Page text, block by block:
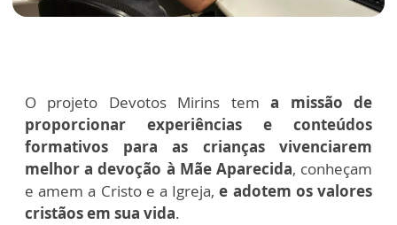
O projeto Devotos Mirins tema missão de
proporcionar experiências e conteúdos
formativos para as crianças vivenciarem
melhor a devoção à Mãe Aparecida, conheçam
e amem a Cristo e a Igreja, e adotem os valores
cristãos em sua vida.